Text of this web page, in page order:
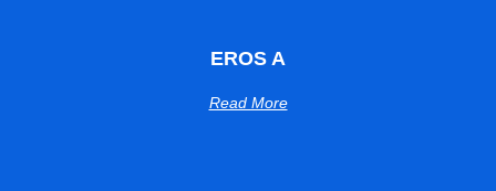
EROS A
Read More